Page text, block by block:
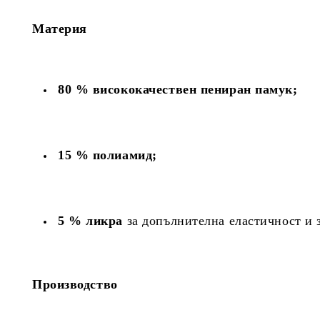
Материя
80 % висококачествен пениран памук;
15 % полиамид;
5 % ликра за допълнителна еластичност и
Производство